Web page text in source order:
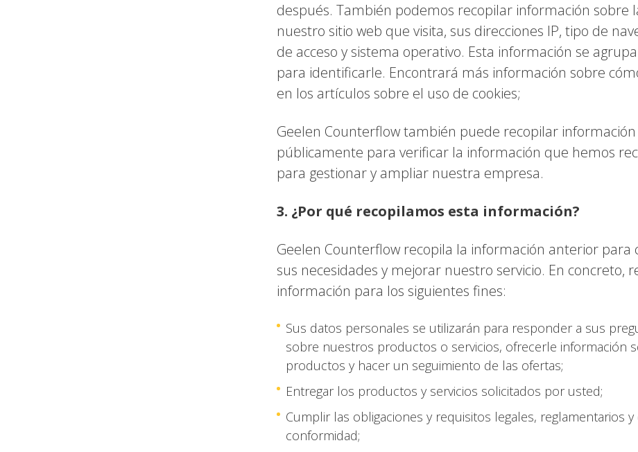
después. También podemos recopilar información sobre
nuestro sitio web que visita, sus direcciones IP, tipo de
de acceso y sistema operativo. Esta información se
para identificarle. Encontrará más información sobre
en los artículos sobre el uso de cookies;
Geelen Counterflow también puede recopilar
públicamente para verificar la información que hemos
para gestionar y ampliar nuestra empresa.
3. ¿Por qué recopilamos esta información?
Geelen Counterflow recopila la información anterior
sus necesidades y mejorar nuestro servicio. En concreto,
información para los siguientes fines:
Sus datos personales se utilizarán para responder a sus
sobre nuestros productos o servicios, ofrecerle información
productos y hacer un seguimiento de las ofertas;
Entregar los productos y servicios solicitados por usted;
Cumplir las obligaciones y requisitos legales, reglamentarios y
conformidad;